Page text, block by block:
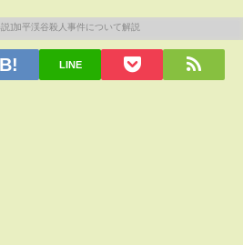
LINE